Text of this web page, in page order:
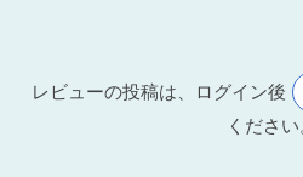
レビューの投稿は、ログイン後
ください